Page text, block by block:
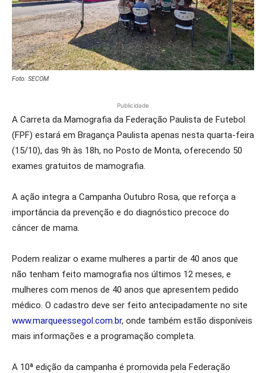
Foto: SECOM
Publicidade
A Carreta da Mamografia da Federação Paulista de Futebol
(FPF) estará em Bragança Paulista apenas nesta quarta-feira
(15/10), das 9h às 18h, no Posto de Monta, oferecendo 50
exames gratuitos de mamografia.
A ação integra a Campanha Outubro Rosa, que reforça a
importância da prevenção e do diagnóstico precoce do
câncer de mama.
Podem realizar o exame mulheres a partir de 40 anos que
não tenham feito mamografia nos últimos 12 meses, e
mulheres com menos de 40 anos que apresentem pedido
médico. O cadastro deve ser feito antecipadamente no site
www.marqueessegol.com.br, onde também estão disponíveis
mais informações e a programação completa.
A 10ª edição da campanha é promovida pela Federação